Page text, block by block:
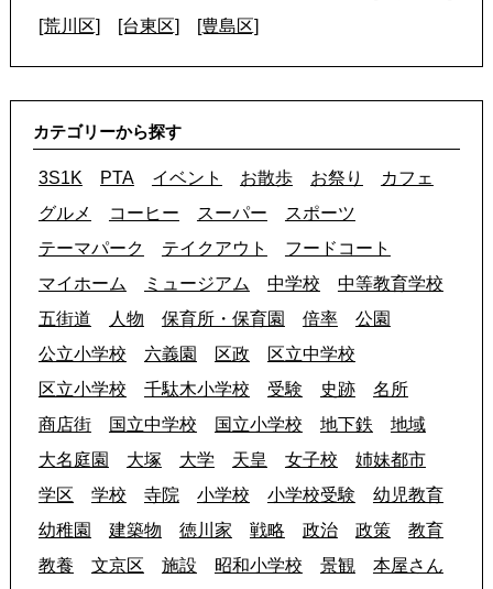
[荒川区]
[台東区] [豊島区]
カテゴリーから探す
3S1K PTA イベント お散歩 お祭り
カフェ
グルメ
コーヒー スーパー
スポーツ
テーマパーク
テイクアウト
フードコート
マイホーム
ミュージアム 中学校
中等教育学校
五街道
人物 保育所・保育園 倍率
公園
公立小学校
六義園 区政
区立中学校
区立小学校
千駄木小学校 受験 史跡
名所
商店街
国立中学校 国立小学校 地下鉄
地域
大名庭園
大塚 大学 天皇 女子校
姉妹都市
学区
学校 寺院 小学校 小学校受験
幼児教育
幼稚園
建築物 徳川家 戦略 政治 政策
教育
教養
文京区 施設 昭和小学校 景観
本屋さん